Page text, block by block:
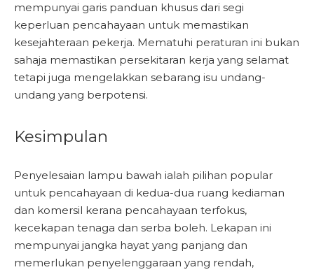
mempunyai garis panduan khusus dari segi
keperluan pencahayaan untuk memastikan
kesejahteraan pekerja. Mematuhi peraturan ini bukan
sahaja memastikan persekitaran kerja yang selamat
tetapi juga mengelakkan sebarang isu undang-
undang yang berpotensi.
Kesimpulan
Penyelesaian lampu bawah ialah pilihan popular
untuk pencahayaan di kedua-dua ruang kediaman
dan komersil kerana pencahayaan terfokus,
kecekapan tenaga dan serba boleh. Lekapan ini
mempunyai jangka hayat yang panjang dan
memerlukan penyelenggaraan yang rendah,